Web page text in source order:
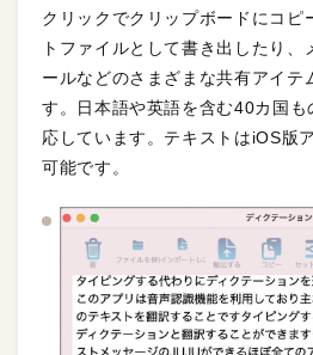
クリックでクリップボードにコピ
トファイルとして書き出したり、
ールなどのさまざまな共有アイテ
す。日本語や英語を含む40カ国
応しています。テキストはiOS版
可能です。